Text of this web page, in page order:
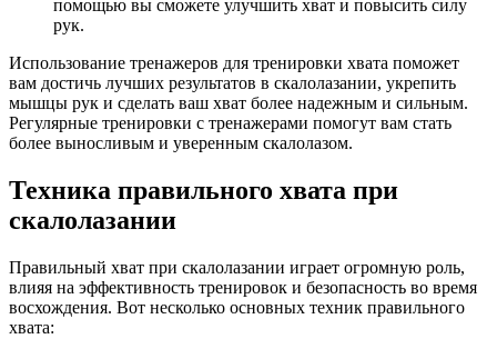
помощью вы сможете улучшить хват и повысить силу
рук.
Использование тренажеров для тренировки хвата поможет
вам достичь лучших результатов в скалолазании, укрепить
мышцы рук и сделать ваш хват более надежным и сильным.
Регулярные тренировки с тренажерами помогут вам стать
более выносливым и уверенным скалолазом.
Техника правильного хвата при
скалолазании
Правильный хват при скалолазании играет огромную роль,
влияя на эффективность тренировок и безопасность во время
восхождения. Вот несколько основных техник правильного
хвата: